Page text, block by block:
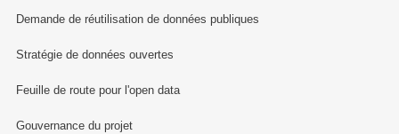
Demande de réutilisation de données publiques
Stratégie de données ouvertes
Feuille de route pour l'open data
Gouvernance du projet